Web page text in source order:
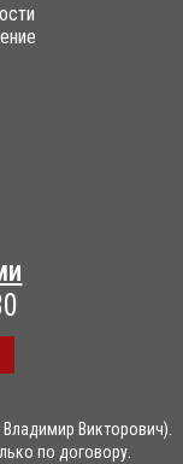
Викторович).
по договору.